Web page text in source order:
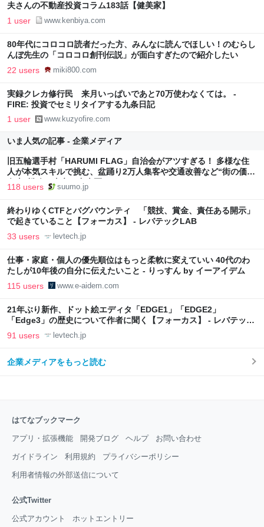
夫さんの不動産投資コラム183話【健美家】
1 user www.kenbiya.com
80年代にコロコロ読者だった方、みんなに読んでほしい！のむらし
んぼ先生の「コロコロ創刊伝説」が面白すぎたので紹介したい
22 users miki800.com
実録クレカ修行民 来月いっぱいであと70万使わなくては。 -
FIRE: 投資でセミリタイアする九条日記
1 user www.kuzyofire.com
いま人気の記事 - 企業メディア
旧五輪選手村「HARUMI FLAG」自治会がアツすぎる！ 多様な住
人が本気スキルで挑む、盆踊り2万人集客や交通改善など“街の価値
向上”戦略 東京・中央区
118 users suumo.jp
終わりゆくCTFとバグバウンティ 「競技、賞金、責任ある開示」
で起きていること【フォーカス】 - レバテックLAB
33 users levtech.jp
仕事・家庭・個人の優先順位はもっと柔軟に変えていい 40代のわ
たしが10年後の自分に伝えたいこと - りっすん by イーアイデム
115 users www.e-aidem.com
21年ぶり新作、ドット絵エディタ「EDGE1」「EDGE2」
「Edge3」の歴史について作者に聞く【フォーカス】 - レバテック
LAB
91 users levtech.jp
企業メディアをもっと読む
はてなブックマーク
アプリ・拡張機能 開発ブログ ヘルプ お問い合わせ
ガイドライン 利用規約 プライバシーポリシー
利用者情報の外部送信について
公式Twitter
公式アカウント ホットエントリー